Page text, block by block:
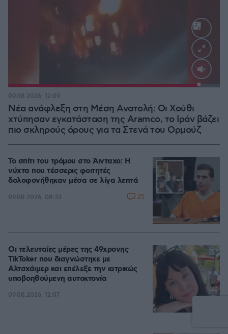
Loaded:
Νέα ανάφλεξη στη Μέση Ανατολή: Οι Χούθι
χτύπησαν εγκατάσταση της Aramco, το Ιράν βάζει
πιο σκληρούς όρους για τα Στενά του Ορμούζ
09.08.2026, 12:09
Το σπίτι του τρόμου στο Άινταχο: Η
νύχτα που τέσσερις φοιτητές
δολοφονήθηκαν μέσα σε λίγα λεπτά
09.08.2026, 08:33 25
Οι τελευταίες μέρες της 49χρονης
TikToker που διαγνώστηκε με
Αλτσχάιμερ και επέλεξε την ιατρικώς
υποβοηθούμενη αυτοκτονία
09.08.2026, 12:07